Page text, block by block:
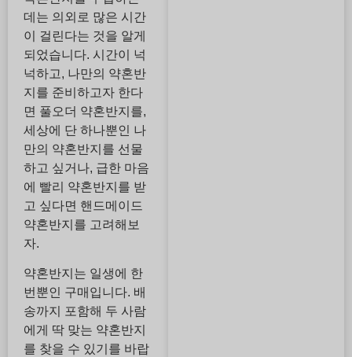
데는 의외로 많은 시간
이 걸린다는 것을 알게
되었습니다. 시간이 넉
넉하고, 나만의 약혼반
지를 준비하고자 한다
면 풀오더 약혼반지를,
세상에 단 하나뿐인 나
만의 약혼반지를 선물
하고 싶거나, 급한 마음
에 빨리 약혼반지를 받
고 싶다면 핸드메이드
약혼반지를 고려해보
자.
약혼반지는 일생에 한
번뿐인 구매입니다. 배
송까지 포함해 두 사람
에게 딱 맞는 약혼반지
를 찾을 수 있기를 바랍